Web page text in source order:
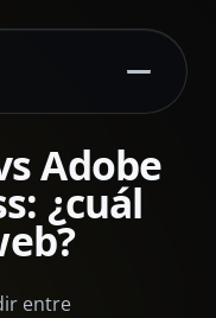
Adobe
¿cuál
entre